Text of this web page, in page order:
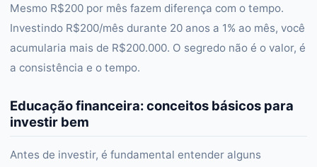
Mesmo R$200 por mês fazem diferença com o tempo.
Investindo R$200/mês durante 20 anos a 1% ao mês, você
acumularia mais de R$200.000. O segredo não é o valor, é
a consistência e o tempo.
Educação financeira: conceitos básicos para
investir bem
Antes de investir, é fundamental entender alguns